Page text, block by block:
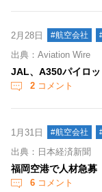
2月28日 #航空会社
出典：Aviation Wire
JAL、A350パイロ
2 コメント
1月31日 #航空会社
出典：日本経済新聞
福岡空港で人材急
6 コメント